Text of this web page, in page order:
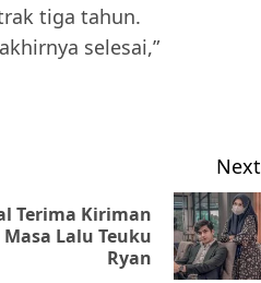
tiga tahun.
selesai,”
Next
Terima Kiriman
Lalu Teuku
Ryan